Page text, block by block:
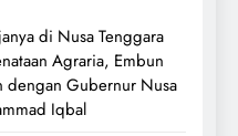
di Nusa Tenggara
Agraria, Embun
dengan Gubernur Nusa
Iqbal